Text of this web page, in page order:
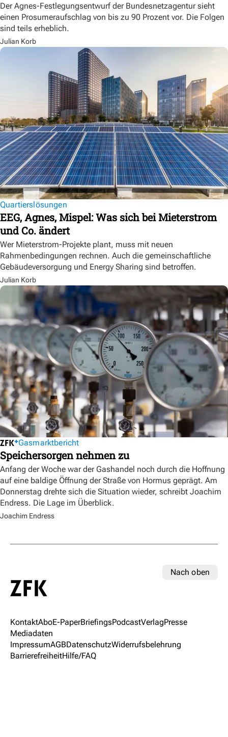
Der Agnes-Festlegungsentwurf der Bundesnetzagentur sieht
einen Prosumeraufschlag von bis zu 90 Prozent vor. Die Folgen
sind teils erheblich.
Julian Korb
Quartierslösungen
EEG, Agnes, Mispel: Was sich bei Mieterstrom
und Co. ändert
Wer Mieterstrom-Projekte plant, muss mit neuen
Rahmenbedingungen rechnen. Auch die gemeinschaftliche
Gebäudeversorgung und Energy Sharing sind betroffen.
Julian Korb
Gasmarktbericht
Speichersorgen nehmen zu
Anfang der Woche war der Gashandel noch durch die Hoffnung
auf eine baldige Öffnung der Straße von Hormus geprägt. Am
Donnerstag drehte sich die Situation wieder, schreibt Joachim
Endress. Die Lage im Überblick.
Joachim Endress
Nach oben
KontaktAboE-PaperBriefingsPodcastVerlagPresse
Mediadaten
ImpressumAGBDatenschutzWiderrufsbelehrung
BarrierefreiheitHilfe/FAQ